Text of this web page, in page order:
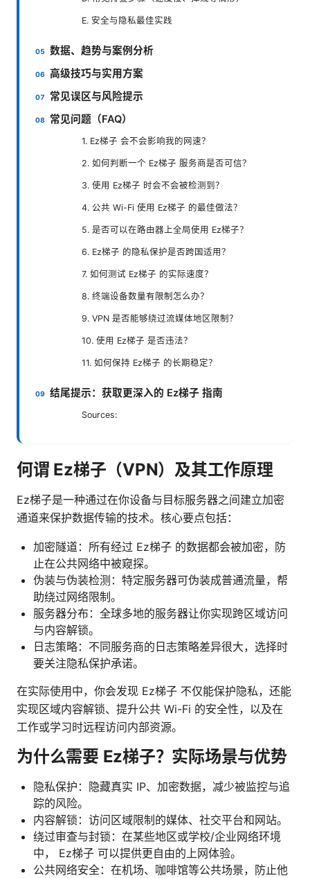
E. 安全与隐私最佳实践
数据、趋势与案例分析
高级技巧与实用方案
常见误区与风险提示
常见问题（FAQ）
1. Ez梯子 会不会影响我的网速？
2. 如何判断一个 Ez梯子 服务商是否可信？
3. 使用 Ez梯子 时会不会被检测到？
4. 公共 Wi-Fi 使用 Ez梯子 的最佳做法？
5. 是否可以在路由器上全局使用 Ez梯子？
6. Ez梯子 的隐私保护是否跨国适用？
7. 如何测试 Ez梯子 的实际速度？
8. 终端设备数量有限制怎么办？
9. VPN 是否能够绕过流媒体地区限制？
10. 使用 Ez梯子 是否违法？
11. 如何保持 Ez梯子 的长期稳定？
结尾提示：获取更深入的 Ez梯子 指南
Sources:
何谓 Ez梯子（VPN）及其工作原理
Ez梯子是一种通过在你设备与目标服务器之间建立加密
通道来保护数据传输的技术。核心要点包括：
加密隧道：所有经过 Ez梯子 的数据都会被加密，防
止在公共网络中被窥探。
伪装与伪装检测：特定服务器可伪装成普通流量，帮
助绕过网络限制。
服务器分布：全球多地的服务器让你实现跨区域访问
与内容解锁。
日志策略：不同服务商的日志策略差异很大，选择时
要关注隐私保护承诺。
在实际使用中，你会发现 Ez梯子 不仅能保护隐私，还能
实现区域内容解锁、提升公共 Wi-Fi 的安全性，以及在
工作或学习时远程访问内部资源。
为什么需要 Ez梯子？实际场景与优势
隐私保护：隐藏真实 IP、加密数据，减少被监控与追
踪的风险。
内容解锁：访问区域限制的媒体、社交平台和网站。
绕过审查与封锁：在某些地区或学校/企业网络环境
中， Ez梯子 可以提供更自由的上网体验。
公共网络安全：在机场、咖啡馆等公共场景，防止他